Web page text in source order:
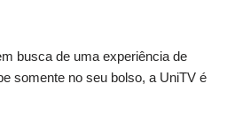
busca de uma experiência de
somente no seu bolso, a UniTV é